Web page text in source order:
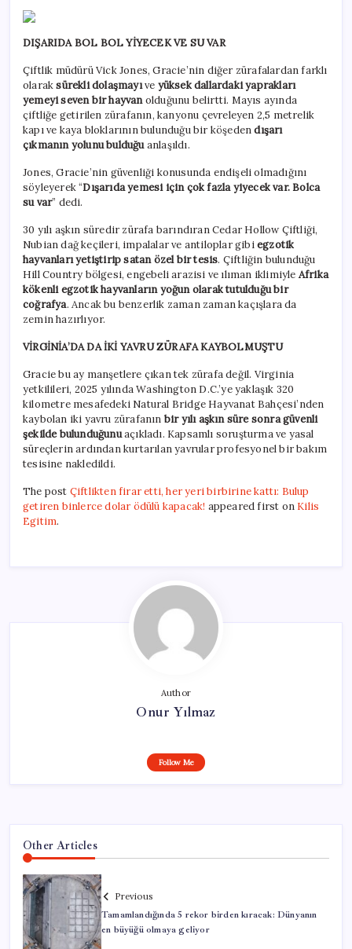
DIŞARIDA BOL BOL YİYECEK VE SU VAR
Çiftlik müdürü Vick Jones, Gracie’nin diğer zürafalardan farklı
olaraksürekli dolaşmayıve yüksek dallardaki yaprakları
yemeyi seven bir hayvanolduğunu belirtti. Mayıs ayında
çiftliğe getirilen zürafanın, kanyonu çevreleyen 2,5 metrelik
kapı ve kaya bloklarının bulunduğu bir köşedendışarı
çıkmanın yolunu bulduğuanlaşıldı.
Jones, Gracie’nin güvenliği konusunda endişeli olmadığını
söyleyerek “Dışarıda yemesi için çok fazla yiyecek var. Bolca
su var” dedi.
30 yılı aşkın süredir zürafa barındıran Cedar Hollow Çiftliği,
Nubian dağ keçileri, impalalar ve antiloplar gibiegzotik
hayvanları yetiştirip satan özel bir tesis. Çiftliğin bulunduğu
Hill Country bölgesi, engebeli arazisi ve ılıman iklimiyle Afrika
kökenli egzotik hayvanların yoğun olarak tutulduğu bir
coğrafya. Ancak bu benzerlik zaman zaman kaçışlara da
zemin hazırlıyor.
VİRGİNİA’DA DA İKİ YAVRU ZÜRAFA KAYBOLMUŞTU
Gracie bu ay manşetlere çıkan tek zürafa değil. Virginia
yetkilileri, 2025 yılında Washington D.C.’ye yaklaşık 320
kilometre mesafedeki Natural Bridge Hayvanat Bahçesi’nden
kaybolan iki yavru zürafanın bir yılı aşkın süre sonra güvenli
şekilde bulunduğunuaçıkladı. Kapsamlı soruşturma ve yasal
süreçlerin ardından kurtarılan yavrular profesyonel bir bakım
tesisine nakledildi.
The post Çiftlikten firar etti, her yeri birbirine kattı: Bulup
getiren binlerce dolar ödülü kapacak! appeared first on Kilis
Egitim.
Author
Onur Yılmaz
Follow Me
Other Articles
Previous
Tamamlandığında 5 rekor birden kıracak: Dünyanın
en büyüğü olmaya geliyor